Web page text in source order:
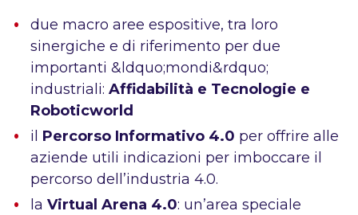
due macro aree espositive, tra loro
sinergiche e di riferimento per due
importanti &ldquo;mondi&rdquo;
industriali:Affidabilità e Tecnologie e
Roboticworld
il Percorso Informativo 4.0 per offrire alle
aziende utili indicazioni per imboccare il
percorso dell’industria 4.0.
laVirtual Arena 4.0: un’area speciale